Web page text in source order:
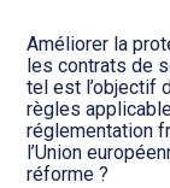
Gestion de
Procédures
Analyse et
WAIBI
Gérer vos
humaines :
Améliorer la
les contrats de
tel est l’objectif
règles
réglementation
l’Union
réforme ?